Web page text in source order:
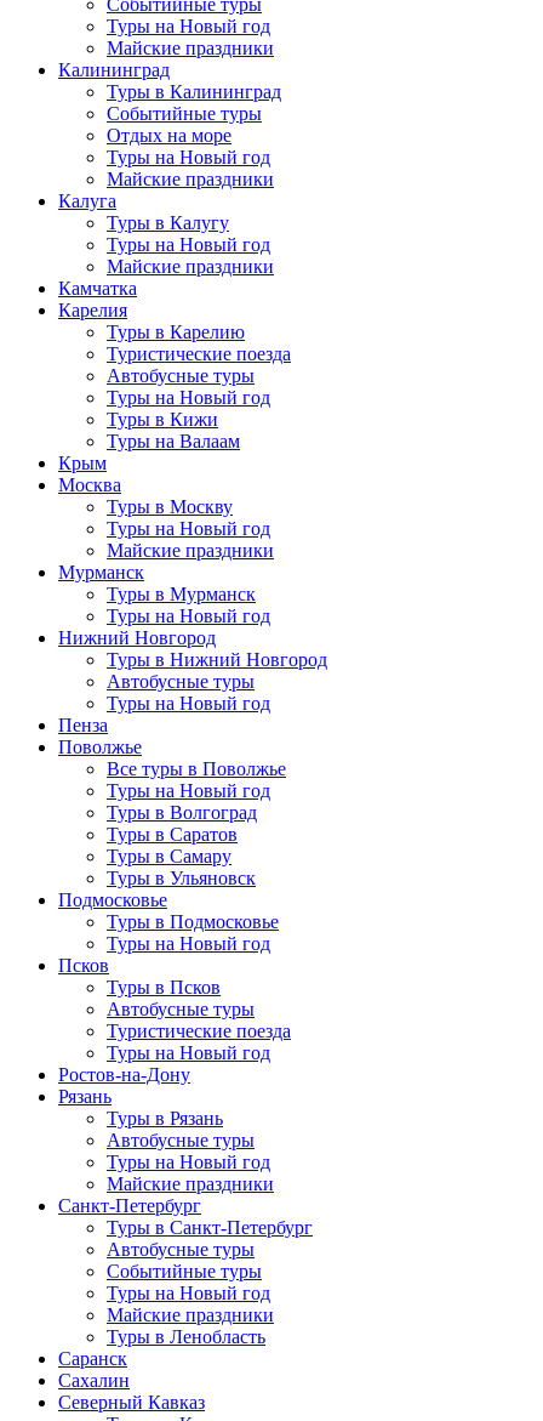
Туры на Новый год
Майские праздники
Калининград
Туры в Калининград
Событийные туры
Отдых на море
Туры на Новый год
Майские праздники
Калуга
Туры в Калугу
Туры на Новый год
Майские праздники
Камчатка
Карелия
Туры в Карелию
Туристические поезда
Автобусные туры
Туры на Новый год
Туры в Кижи
Туры на Валаам
Крым
Москва
Туры в Москву
Туры на Новый год
Майские праздники
Мурманск
Туры в Мурманск
Туры на Новый год
Нижний Новгород
Туры в Нижний Новгород
Автобусные туры
Туры на Новый год
Пенза
Поволжье
Все туры в Поволжье
Туры на Новый год
Туры в Волгоград
Туры в Саратов
Туры в Самару
Туры в Ульяновск
Подмосковье
Туры в Подмосковье
Туры на Новый год
Псков
Туры в Псков
Автобусные туры
Туристические поезда
Туры на Новый год
Ростов-на-Дону
Рязань
Туры в Рязань
Автобусные туры
Туры на Новый год
Майские праздники
Санкт-Петербург
Туры в Санкт-Петербург
Автобусные туры
Событийные туры
Туры на Новый год
Майские праздники
Туры в Ленобласть
Саранск
Сахалин
Северный Кавказ